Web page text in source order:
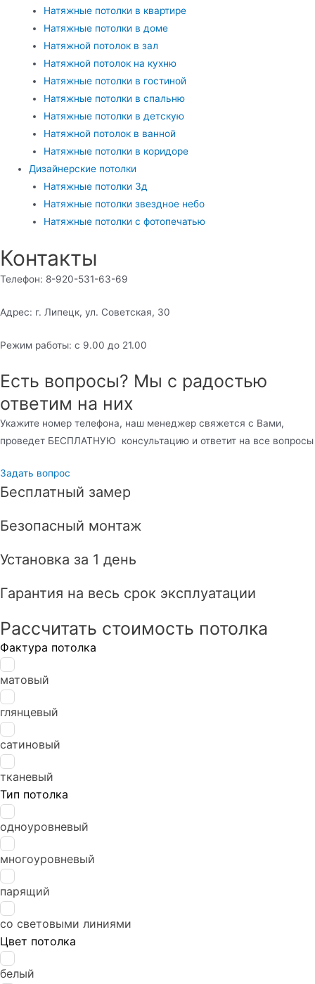
Натяжные потолки в квартире
Натяжные потолки в доме
Натяжной потолок в зал
Натяжной потолок на кухню
Натяжные потолки в гостиной
Натяжные потолки в спальню
Натяжные потолки в детскую
Натяжной потолок в ванной
Натяжные потолки в коридоре
Дизайнерские потолки
Натяжные потолки 3д
Натяжные потолки звездное небо
Натяжные потолки с фотопечатью
Контакты
Телефон: 8-920-531-63-69
Адрес: г. Липецк, ул. Советская, 30
Режим работы: с 9.00 до 21.00
Есть вопросы? Мы с радостью
ответим на них
Укажите номер телефона, наш менеджер свяжется с Вами,
проведет БЕСПЛАТНУЮ консультацию и ответит на все вопросы
Задать вопрос
Бесплатный замер
Безопасный монтаж
Установка за 1 день
Гарантия на весь срок эксплуатации
Рассчитать стоимость потолка
Leave
field
blank
Фактура потолка
матовый
глянцевый
сатиновый
тканевый
Тип потолка
одноуровневый
многоуровневый
парящий
со световыми линиями
Цвет потолка
белый